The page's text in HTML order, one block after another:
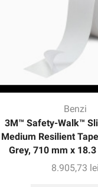
Benzi
3M™ Safety-Walk™
Medium Resilient
Grey, 710 mm x
8.905,73 lei